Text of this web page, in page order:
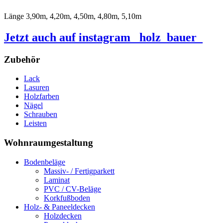
Länge 3,90m, 4,20m, 4,50m, 4,80m, 5,10m
Jetzt auch auf instagram _holz_bauer_
Zubehör
Lack
Lasuren
Holzfarben
Nägel
Schrauben
Leisten
Wohnraumgestaltung
Bodenbeläge
Massiv- / Fertigparkett
Laminat
PVC / CV-Beläge
Korkfußboden
Holz- & Paneeldecken
Holzdecken